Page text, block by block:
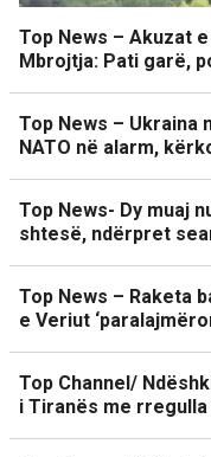
Top News – Akuzat
Mbrojtja: Pati garë,
Top News –
NATO në alarm,
Top News- Dy muaj
shtesë, ndërpret
Top News – Raketa
e Veriut
Top Channel/
i Tiranës me